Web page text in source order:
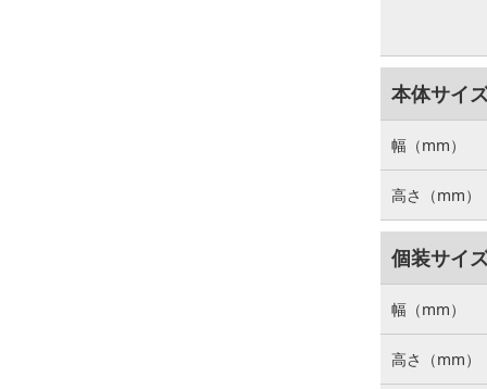
本体サイ
幅（mm）
高さ（mm）
個装サイ
幅（mm）
高さ（mm）